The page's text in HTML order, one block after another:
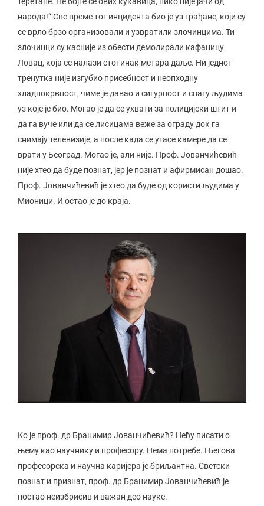
народа!“ Све време тог инцидента био је уз грађане, који су
се врло брзо организовали и узвратили злочинцима. Ти
злочинци су касније из обести демолирали кафаницу
Ловац, која се налази стотинак метара даље. Ни једног
тренутка није изгубио присебност и неопходну
хладнокрвност, чиме је давао и сигурност и снагу људима
уз које је био. Могао је да се ухвати за полицијски штит и
да га вуче или да се лисицама веже за ограду док га
снимају телевизије, а после када се угасе камере да се
врати у Београд. Могао је, али није. Проф. Јованчићевић
није хтео да буде познат, јер је познат и афирмисан дошао.
Проф. Јованчићевић је хтео да буде од користи људима у
Мионици. И остао је до краја.
Ко је проф. др Бранимир Јованчићевић? Нећу писати о
њему као научнику и професору. Нема потребе. Његова
професорска и научна каријера је бриљантна. Светски
познат и признат, проф. др Бранимир Јованчићевић је
постао неизбрисив и важан део науке.